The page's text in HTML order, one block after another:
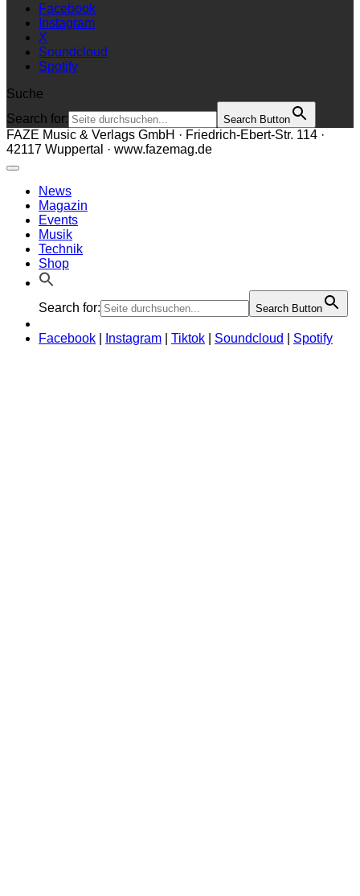
Facebook
Instagram
X
Soundcloud
Spotify
Suche
Search for:
Search Button
FAZE Music & Verlags GmbH · Friedrich-Ebert-Str. 114 ·
42117 Wuppertal · www.fazemag.de
News
Magazin
Events
Musik
Technik
Shop
Search for: Search Button
Facebook Instagram Tiktok Soundcloud Spotify